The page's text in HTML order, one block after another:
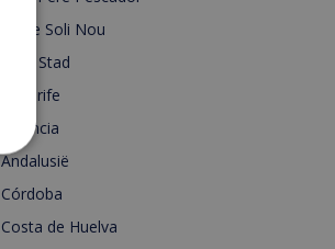
Torre Soli Nou
Ibiza Stad
Tenerife
Valencia
Andalusië
Córdoba
Costa de Huelva